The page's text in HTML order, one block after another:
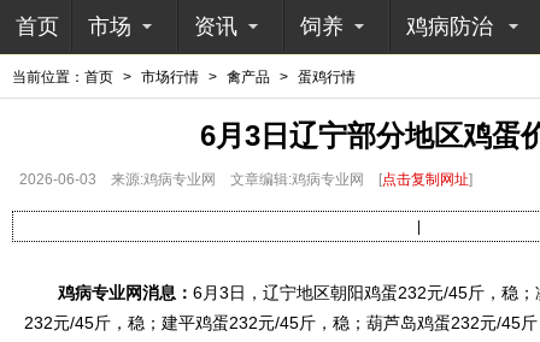
首页 市场 资讯 饲养 鸡病防治
当前位置： 首页 > 市场行情 > 禽产品 > 蛋鸡行情
6月3日辽宁部分地区鸡蛋
2026-06-03 来源:鸡病专业网 文章编辑:鸡病专业网 [点击复制网址]
鸡病专业网消息： 6月3日，辽宁地区朝阳鸡蛋232元/45斤，稳
232元/45斤，稳；建平鸡蛋232元/45斤，稳；葫芦岛鸡蛋232元/45